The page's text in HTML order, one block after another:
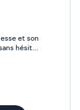
vos
de
et son